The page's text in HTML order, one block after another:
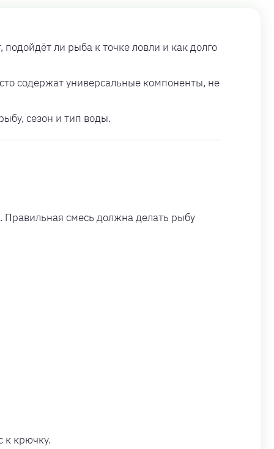
ли рыба к точке ловли и как долго
содержат универсальные компоненты, не
сезон и тип воды.
Правильная смесь должна делать рыбу
к крючку.